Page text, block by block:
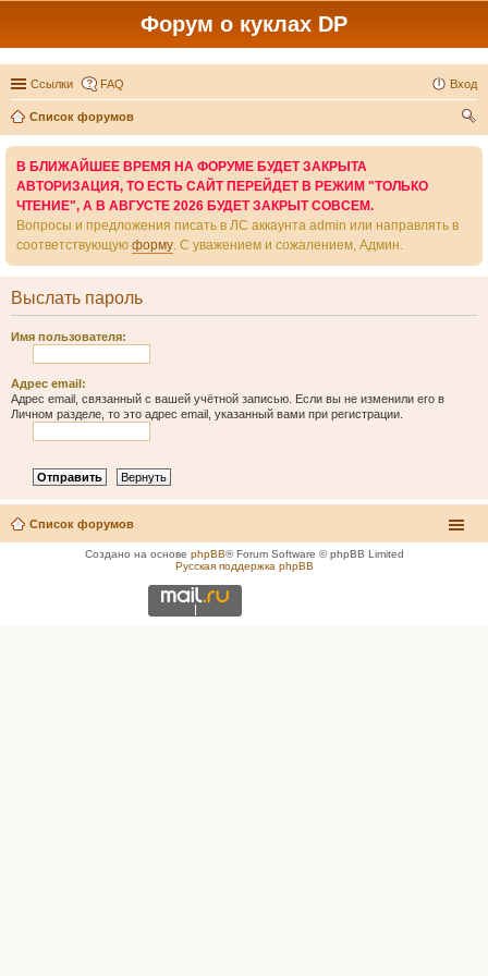
Форум о куклах DP
Ссылки FAQ Вход
Список форумов
В БЛИЖАЙШЕЕ ВРЕМЯ НА ФОРУМЕ БУДЕТ ЗАКРЫТА
АВТОРИЗАЦИЯ, ТО ЕСТЬ САЙТ ПЕРЕЙДЕТ В РЕЖИМ "ТОЛЬКО
ЧТЕНИЕ", А В АВГУСТЕ 2026 БУДЕТ ЗАКРЫТ СОВСЕМ.
Вопросы и предложения писать в ЛС аккаунта admin или направлять в
соответствующую форму. С уважением и сожалением, Админ.
Выслать пароль
Имя пользователя:
Адрес email:
Адрес email, связанный с вашей учётной записью. Если вы не изменили его в
Личном разделе, то это адрес email, указанный вами при регистрации.
Список форумов
Создано на основе phpBB® Forum Software © phpBB Limited
Русская поддержка phpBB